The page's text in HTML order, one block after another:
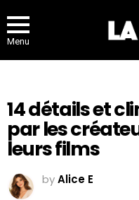
Menu
14 détails et
par les
leurs films
byAlice E